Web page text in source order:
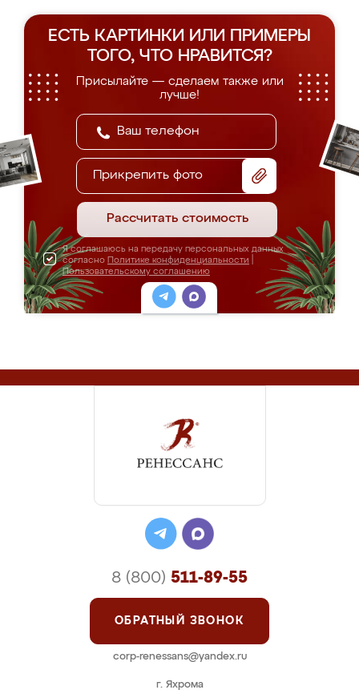
ЕСТЬ КАРТИНКИ ИЛИ ПРИМЕРЫ
ТОГО, ЧТО НРАВИТСЯ?
Присылайте — сделаем также или
лучше!
Прикрепить фото
Рассчитать стоимость
Я соглашаюсь на передачу персональных данных
согласно Политике конфиденциальности
Пользовательскому соглашению
г. Яхрома
8 (800) 511-89-55
ОБРАТНЫЙ ЗВОНОК
corp-renessans@yandex.ru